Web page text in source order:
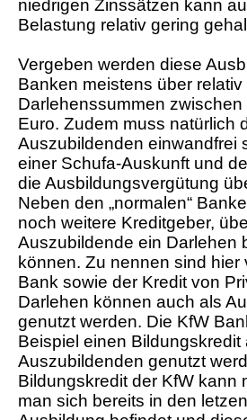
niedrigen Zinssätzen kann
Belastung relativ gering
Vergeben werden diese
Banken meistens über relativ
Darlehenssummen
Euro. Zudem muss natürlich
Auszubildenden einwandfrei
einer Schufa-Auskunft und
die Ausbildungsvergütung
Neben den „normalen“
noch weitere Kreditgeber,
Auszubildende ein Darlehen
können. Zu nennen sind hier
Bank sowie der Kredit von
Darlehen können auch als
genutzt werden. Die KfW
Beispiel einen Bildungskredit
Auszubildenden genutzt
Bildungskredit der KfW kann
man sich bereits in den